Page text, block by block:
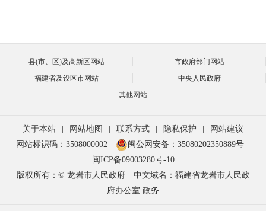
县(市、区)及高新区网站
市政府部门网站
福建省及设区市网站
中央人民政府
其他网站
关于本站 | 网站地图 | 联系方式 | 隐私保护 |
网站建议
网站标识码：3508000002
闽公网安备：35080202350889号
闽ICP备09003280号-10
版权所有：© 龙岩市人民政府
中文域名：福建省龙岩市人民政
府办公室.政务